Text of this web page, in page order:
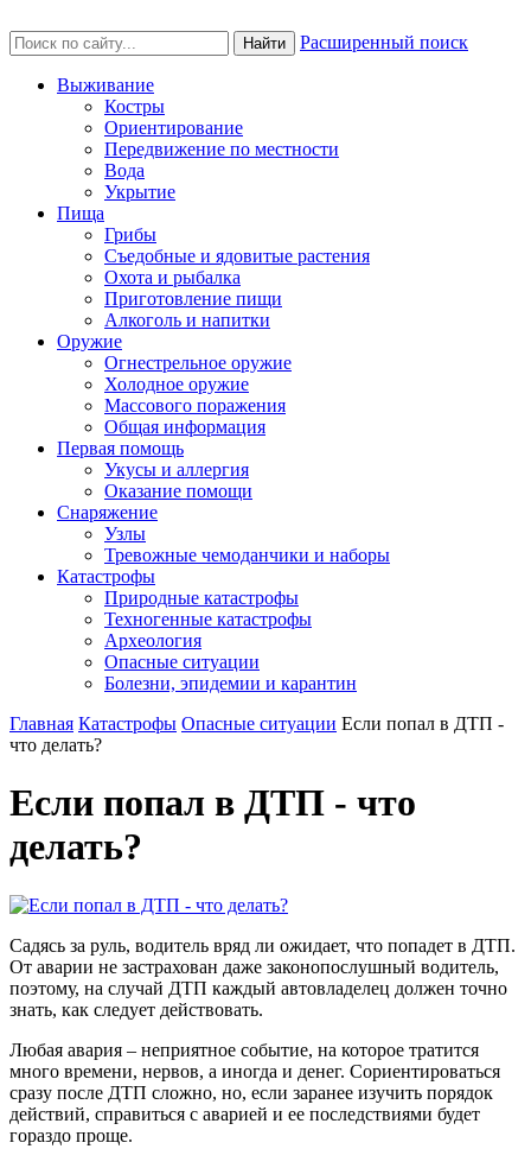
Найти Расширенный поиск
Выживание
Костры
Ориентирование
Передвижение по местности
Вода
Укрытие
Пища
Грибы
Съедобные и ядовитые растения
Охота и рыбалка
Приготовление пищи
Алкоголь и напитки
Оружие
Огнестрельное оружие
Холодное оружие
Массового поражения
Общая информация
Первая помощь
Укусы и аллергия
Оказание помощи
Снаряжение
Узлы
Тревожные чемоданчики и наборы
Катастрофы
Природные катастрофы
Техногенные катастрофы
Археология
Опасные ситуации
Болезни, эпидемии и карантин
Главная Катастрофы Опасные ситуации Если попал в ДТП -
что делать?
Если попал в ДТП - что
делать?
Садясь за руль, водитель вряд ли ожидает, что попадет в ДТП.
От аварии не застрахован даже законопослушный водитель,
поэтому, на случай ДТП каждый автовладелец должен точно
знать, как следует действовать.
Любая авария – неприятное событие, на которое тратится
много времени, нервов, а иногда и денег. Сориентироваться
сразу после ДТП сложно, но, если заранее изучить порядок
действий, справиться с аварией и ее последствиями будет
гораздо проще.